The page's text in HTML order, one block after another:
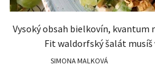
Vysoký obsah bielkovín, kvantum
Fit waldorfský šalát musíš
SIMONA MALKOVÁ